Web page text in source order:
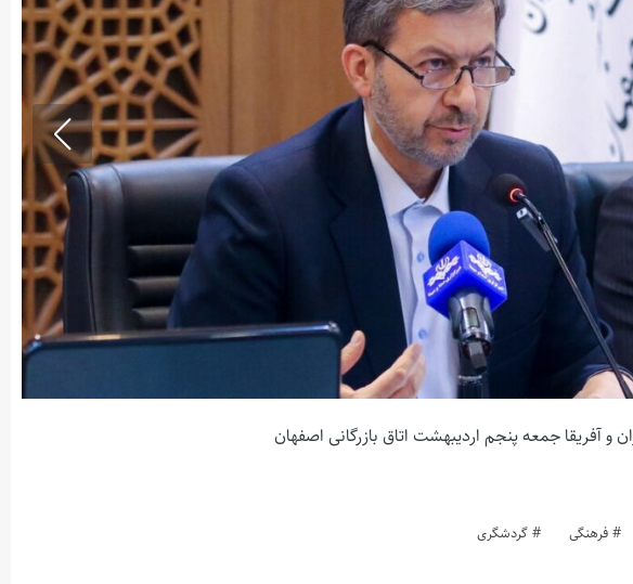
جمعه پنجم اردیبهشت اتاق بازرگانی اصفهان
فرهنگی گردشگری